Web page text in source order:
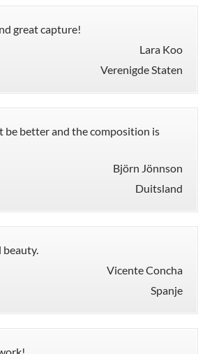
great capture!
Lara Koo
Verenigde Staten
be better and the composition is
Björn Jönnson
Duitsland
beauty.
Vicente Concha
Spanje